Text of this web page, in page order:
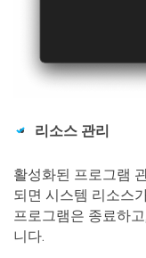
리소스 관리
활성화된 프로그램
되면 시스템 리소스
프로그램은 종료하
니다.